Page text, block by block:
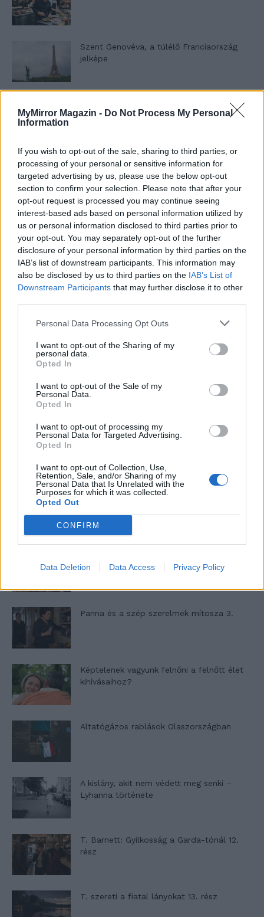
MyMirror Magazin - Do Not Process My Personal
Information
If you wish to opt-out of the sale, sharing to third parties, or
processing of your personal or sensitive information for
targeted advertising by us, please use the below opt-out
section to confirm your selection. Please note that after your
opt-out request is processed you may continue seeing
interest-based ads based on personal information utilized by
us or personal information disclosed to third parties prior to
your opt-out. You may separately opt-out of the further
disclosure of your personal information by third parties on the
IAB’s list of downstream participants. This information may
also be disclosed by us to third parties on the IAB’s List of
Downstream Participants that may further disclose it to other
Personal Data Processing Opt Outs
I want to opt-out of the Sharing of my
personal data.
Opted In
I want to opt-out of the Sale of my
Personal Data.
Opted In
I want to opt-out of processing my
Personal Data for Targeted Advertising.
Opted In
I want to opt-out of Collection, Use,
Retention, Sale, and/or Sharing of my
Personal Data that Is Unrelated with the
Purposes for which it was collected.
Opted Out
CONFIRM
Data Deletion Data Access Privacy Policy
Szent Genovéva, a túlélő Franciaország
jelképe
Minka 11. rész
T. szereti a fiatal lányokat 14. rész
Pedig szóltam… – Miért nem hiszünk a
nőknek, amikor segítséget kérnek?
A legidegesítőbb kifejezések laza
gyűjteménye
Elyna Robbs: Adéle és az örökölt árnyak
13. rész
Panna és a szép szerelmek mítosza 3.
Képtelenek vagyunk felnőni a felnőtt élet
kihívásaihoz?
Altatógázos rablások Olaszországban
A kislány, akit nem védett meg senki –
Lyhanna története
T. Barnett: Gyilkosság a Garda-tónál 12.
rész
T. szereti a fiatal lányokat 13. rész